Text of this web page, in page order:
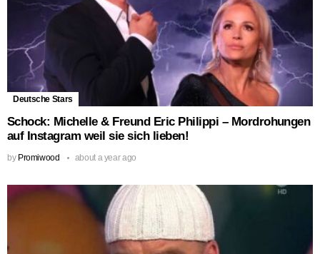
Deutsche Stars
Schock: Michelle & Freund Eric Philippi – Mordrohungen
auf Instagram weil sie sich lieben!
by Promiwood about a year ago